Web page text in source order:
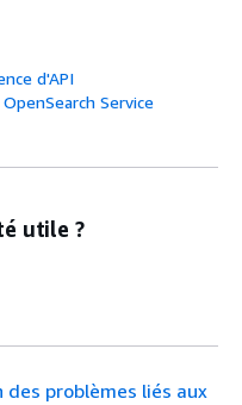
d'API
Service
utile ?
des problèmes liés aux